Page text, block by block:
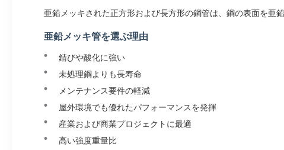
亜鉛メッキされた正方形および長方形の鋼管は、鋼の表面を亜
亜鉛メッキ管を選ぶ理由
錆びや酸化に強い
未処理鋼よりも長寿命
メンテナンス要件の軽減
屋外環境でも優れたパフォーマンスを発揮
産業および商業プロジェクトに最適
高い強度重量比